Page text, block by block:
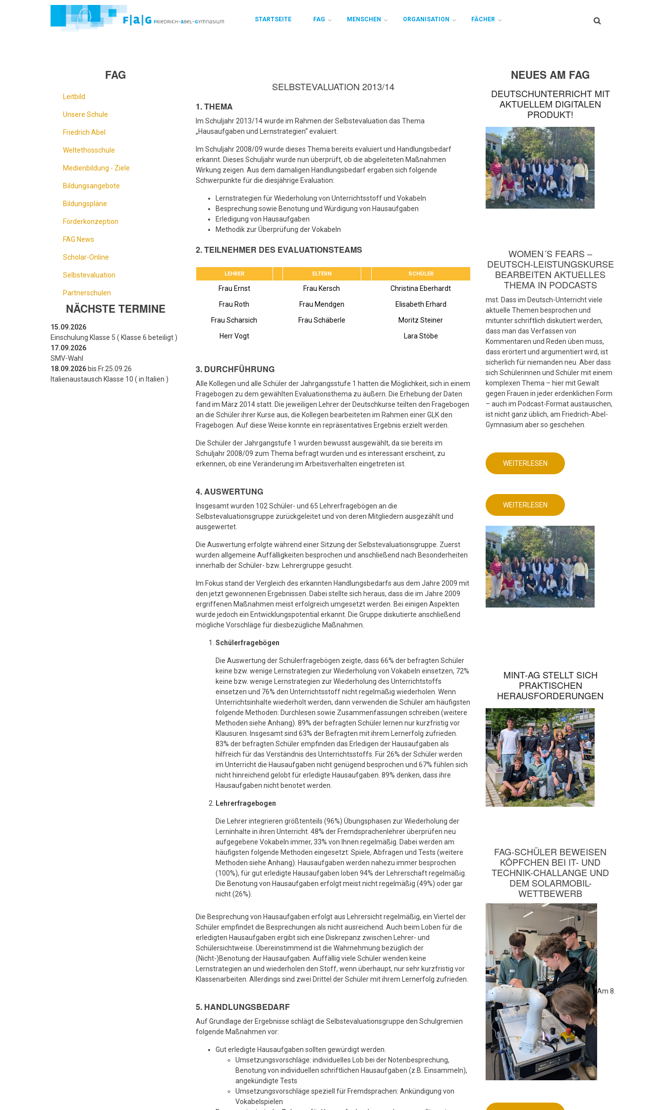
STARTSEITE FAG MENSCHEN ORGANISATION FÄCHER
SELBSTEVALUATION 2013/14
1. THEMA
Im Schuljahr 2013/14 wurde im Rahmen der Selbstevaluation das Thema
„Hausaufgaben und Lernstrategien“ evaluiert.
Im Schuljahr 2008/09 wurde dieses Thema bereits evaluiert und Handlungsbedarf
erkannt. Dieses Schuljahr wurde nun überprüft, ob die abgeleiteten Maßnahmen
Wirkung zeigen. Aus dem damaligen Handlungsbedarf ergaben sich folgende
Schwerpunkte für die diesjährige Evaluation:
Lernstrategien für Wiederholung von Unterrichtsstoff und Vokabeln
Besprechung sowie Benotung und Würdigung von Hausaufgaben
Erledigung von Hausaufgaben
Methodik zur Überprüfung der Vokabeln
2. TEILNEHMER DES EVALUATIONSTEAMS
LEHRER ELTERN SCHÜLER
Frau Ernst Frau Kersch
Christina Eberhardt
Frau Roth
Frau Mendgen
Elisabeth Erhard
Frau Scharsich
Frau Schäberle
Moritz Steiner
Herr Vogt
Lara Stöbe
3. DURCHFÜHRUNG
Alle Kollegen und alle Schüler der Jahrgangsstufe 1 hatten die Möglichkeit, sich in einem
Fragebogen zu dem gewählten Evaluationsthema zu äußern. Die Erhebung der Daten
fand im März 2014 statt. Die jeweiligen Lehrer der Deutschkurse teilten den Fragebogen
an die Schüler ihrer Kurse aus, die Kollegen bearbeiteten im Rahmen einer GLK den
Fragebogen. Auf diese Weise konnte ein repräsentatives Ergebnis erzielt werden.
Die Schüler der Jahrgangstufe 1 wurden bewusst ausgewählt, da sie bereits im
Schuljahr 2008/09 zum Thema befragt wurden und es interessant erscheint, zu
erkennen, ob eine Veränderung im Arbeitsverhalten eingetreten ist.
4. AUSWERTUNG
Insgesamt wurden 102 Schüler- und 65 Lehrerfragebögen an die
Selbstevaluationsgruppe zurückgeleitet und von deren Mitgliedern ausgezählt und
ausgewertet.
Die Auswertung erfolgte während einer Sitzung der Selbstevaluationsgruppe. Zuerst
wurden allgemeine Auffälligkeiten besprochen und anschließend nach Besonderheiten
innerhalb der Schüler- bzw. Lehrergruppe gesucht.
Im Fokus stand der Vergleich des erkannten Handlungsbedarfs aus dem Jahre 2009 mit
den jetzt gewonnenen Ergebnissen. Dabei stellte sich heraus, dass die im Jahre 2009
ergriffenen Maßnahmen meist erfolgreich umgesetzt werden. Bei einigen Aspekten
wurde jedoch ein Entwicklungspotential erkannt. Die Gruppe diskutierte anschließend
mögliche Vorschläge für diesbezügliche Maßnahmen.
Schülerfragebögen
Die Auswertung der Schülerfragebögen zeigte, dass 66% der befragten Schüler
keine bzw. wenige Lernstrategien zur Wiederholung von Vokabeln einsetzen, 72%
keine bzw. wenige Lernstrategien zur Wiederholung des Unterrichtstoffs
einsetzen und 76% den Unterrichtsstoff nicht regelmäßig wiederholen. Wenn
Unterrichtsinhalte wiederholt werden, dann verwenden die Schüler am häufigsten
folgende Methoden: Durchlesen sowie Zusammenfassungen schreiben (weitere
Methoden siehe Anhang). 89% der befragten Schüler lernen nur kurzfristig vor
Klausuren. Insgesamt sind 63% der Befragten mit ihrem Lernerfolg zufrieden.
83% der befragten Schüler empfinden das Erledigen der Hausaufgaben als
hilfreich für das Verständnis des Unterrichtsstoffs. Für 26% der Schüler werden
im Unterricht die Hausaufgaben nicht genügend besprochen und 67% fühlen sich
nicht hinreichend gelobt für erledigte Hausaufgaben. 89% denken, dass ihre
Hausaufgaben nicht benotet werden.
Lehrerfragebogen
Die Lehrer integrieren größtenteils (96%) Übungsphasen zur Wiederholung der
Lerninhalte in ihren Unterricht. 48% der Fremdsprachenlehrer überprüfen neu
aufgegebene Vokabeln immer, 33% von Ihnen regelmäßig. Dabei werden am
häufigsten folgende Methoden eingesetzt: Spiele, Abfragen und Tests (weitere
Methoden siehe Anhang). Hausaufgaben werden nahezu immer besprochen
(100%), für gut erledigte Hausaufgaben loben 94% der Lehrerschaft regelmäßig.
Die Benotung von Hausaufgaben erfolgt meist nicht regelmäßig (49%) oder gar
nicht (26%).
Die Besprechung von Hausaufgaben erfolgt aus Lehrersicht regelmäßig, ein Viertel der
Schüler empfindet die Besprechungen als nicht ausreichend. Auch beim Loben für die
erledigten Hausaufgaben ergibt sich eine Diskrepanz zwischen Lehrer- und
Schülersichtweise. Übereinstimmend ist die Wahrnehmung bezüglich der
(Nicht-)Benotung der Hausaufgaben. Auffällig viele Schüler wenden keine
Lernstrategien an und wiederholen den Stoff, wenn überhaupt, nur sehr kurzfristig vor
Klassenarbeiten. Allerdings sind zwei Drittel der Schüler mit ihrem Lernerfolg zufrieden.
5. HANDLUNGSBEDARF
Auf Grundlage der Ergebnisse schlägt die Selbstevaluationsgruppe den Schulgremien
folgende Maßnahmen vor:
Gut erledigte Hausaufgaben sollten gewürdigt werden.
Umsetzungsvorschläge: individuelles Lob bei der Notenbesprechung,
Benotung von individuellen schriftlichen Hausaufgaben (z.B. Einsammeln),
angekündigte Tests
Umsetzungsvorschläge speziell für Fremdsprachen: Ankündigung von
Vokabelspielen
FAG
Leitbild
Unsere Schule
Friedrich Abel
Weltethosschule
Medienbildung - Ziele
Bildungsangebote
Bildungspläne
Förderkonzeption
FAG News
Scholar-Online
Selbstevaluation
Partnerschulen
NÄCHSTE TERMINE
15.09.2026
Einschulung Klasse 5 ( Klasse 6 beteiligt )
17.09.2026
SMV-Wahl
18.09.2026 bis Fr.25.09.26
Italienaustausch Klasse 10 ( in Italien )
NEUES AM FAG
DEUTSCHUNTERRICHT MIT
AKTUELLEM DIGITALEN
PRODUKT!
WOMEN´S FEARS –
DEUTSCH-LEISTUNGSKURSE
BEARBEITEN AKTUELLES
THEMA IN PODCASTS
mst. Dass im Deutsch-Unterricht viele
aktuelle Themen besprochen und
mitunter schriftlich diskutiert werden,
dass man das Verfassen von
Kommentaren und Reden üben muss,
dass erörtert und argumentiert wird, ist
sicherlich für niemanden neu. Aber dass
sich Schülerinnen und Schüler mit einem
komplexen Thema – hier mit Gewalt
gegen Frauen in jeder erdenklichen Form
– auch im Podcast-Format austauschen,
ist nicht ganz üblich, am Friedrich-Abel-
Gymnasium aber so geschehen.
WEITERLESEN ÜBER
DEUTSCHUNTERRICHT
PRODUKT!
WEITERLESEN ÜBER
DEUTSCHUNTERRICHT
AKTUELLEM
DIGITALEN
PRODUKT!
MINT-AG STELLT SICH
PRAKTISCHEN
HERAUSFORDERUNGEN
FAG-SCHÜLER BEWEISEN
KÖPFCHEN BEI IT- UND
TECHNIK-CHALLANGE UND
DEM SOLARMOBIL-
WETTBEWERB
Am 8.